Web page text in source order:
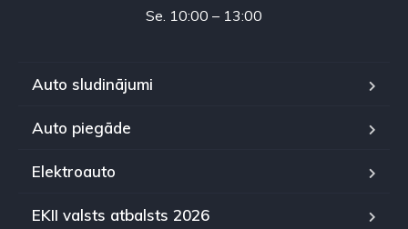
Se. 10:00 – 13:00
Auto sludinājumi
Auto piegāde
Elektroauto
EKII valsts atbalsts 2026